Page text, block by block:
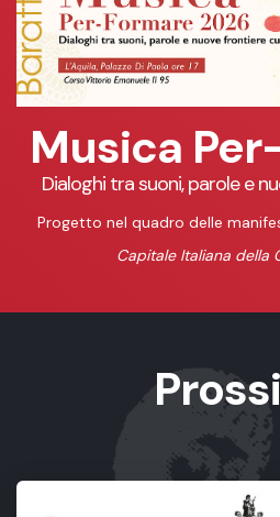
Musica
Dialoghi tra suoni, parole e
Progetto nel quadro delle
Capitale Italiana della